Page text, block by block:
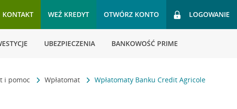
KONTAKT WEŹ KREDYT OTWÓRZ KONTO LOGOWANIE
UBEZPIECZENIA BANKOWOŚĆ PRIME
i pomoc Wpłatomat Wpłatomaty Banku Credit Agricole